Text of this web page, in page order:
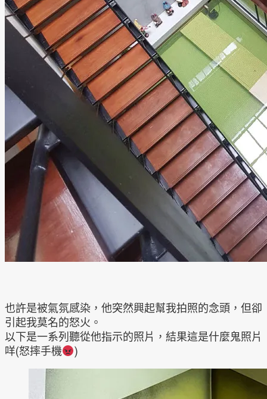
也許是被氣氛感染，他突然興起幫我拍照的念頭，但卻
引起我莫名的怒火。
以下是一系列聽從他指示的照片，結果這是什麼鬼照片
咩(怒摔手機
)